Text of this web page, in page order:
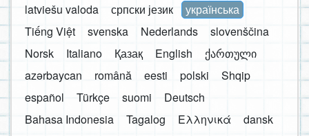
latviešu valoda
српски језик
українська
Tiếng Việt
svenska Nederlands
slovenščina
Norsk
Italiano Қазақ English
ქართული
azərbaycan
română eesti polski
Shqip
español
Türkçe suomi
Deutsch
Bahasa Indonesia
Tagalog Ελληνικά dansk